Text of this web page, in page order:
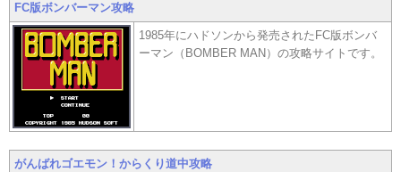
FC版ボンバーマン攻略
1985年にハドソンから発売されたFC版ボンバ
ーマン（BOMBER MAN）の攻略サイトです。
がんばれゴエモン！からくり道中攻略